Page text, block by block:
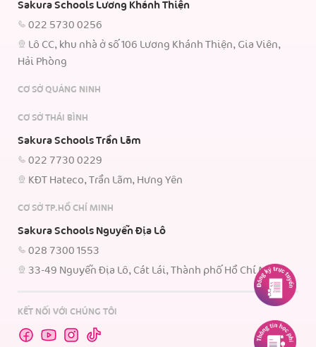
Sakura Schools Lương Khánh Thiện
022 5730 0256
Lô CC, khu nhà ở số 106 Lương Khánh Thiện, Gia Viên,
Hải Phòng
CƠ SỞ QUẢNG NINH
CƠ SỞ THÁI BÌNH
Sakura Schools Trần Lãm
022 7730 0229
KĐT Hateco, Trần Lãm, Hưng Yên
CƠ SỞ TP.HỒ CHÍ MINH
Sakura Schools Nguyễn Địa Lô
028 7300 1553
33-49 Nguyễn Địa Lô, Cát Lái, Thành phố Hồ Chí Minh.
KẾT NỐI VỚI CHÚNG TÔI